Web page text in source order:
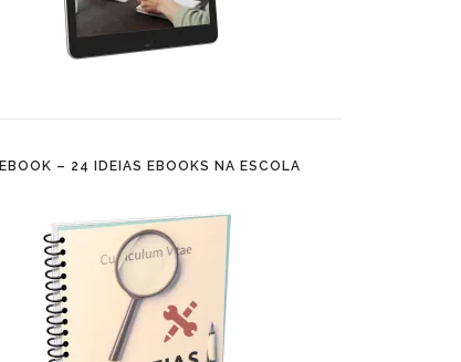
EBOOK – 24 IDEIAS EBOOKS NA ESCOLA